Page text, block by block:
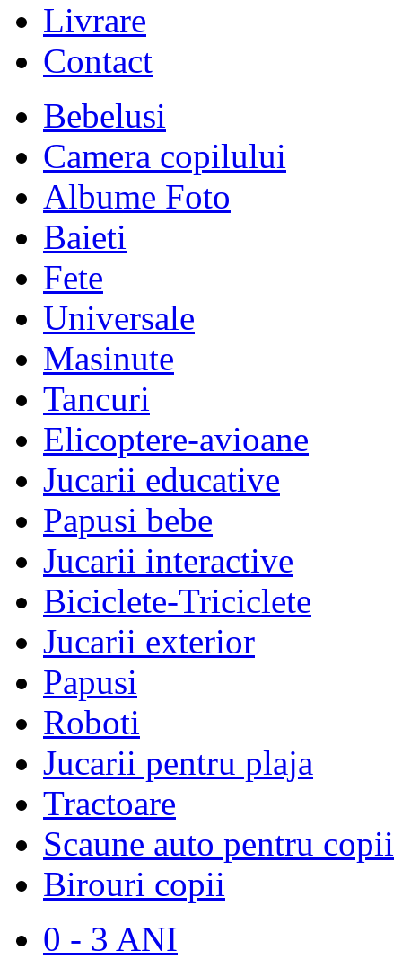
Livrare
Contact
Bebelusi
Camera copilului
Albume Foto
Baieti
Fete
Universale
Masinute
Tancuri
Elicoptere-avioane
Jucarii educative
Papusi bebe
Jucarii interactive
Biciclete-Triciclete
Jucarii exterior
Papusi
Roboti
Jucarii pentru plaja
Tractoare
Scaune auto pentru copii
Birouri copii
0 - 3 ANI